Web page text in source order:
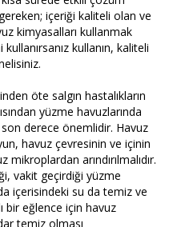
içeriği kaliteli olan ve
kimyasalları kullanmak
kullanın, kaliteli
öte salgın hastalıkların
yüzme havuzlarında
son derece önemlidir. Havuz
havuz çevresinin ve içinin
arındırılmalıdır.
vakit geçirdiği yüzme
içerisindeki su da temiz ve
bir eğlence için havuz
temiz olması